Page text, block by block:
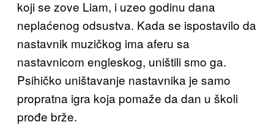
koji se zove Liam, i uzeo godinu dana
neplaćenog odsustva. Kada se ispostavilo da
nastavnik muzičkog ima aferu sa
nastavnicom engleskog, uništili smo ga.
Psihičko uništavanje nastavnika je samo
propratna igra koja pomaže da dan u školi
prođe brže.